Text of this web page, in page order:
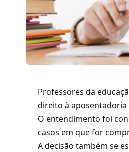
Professores da
direito à
O entendimento foi
casos em que for
A decisão também se